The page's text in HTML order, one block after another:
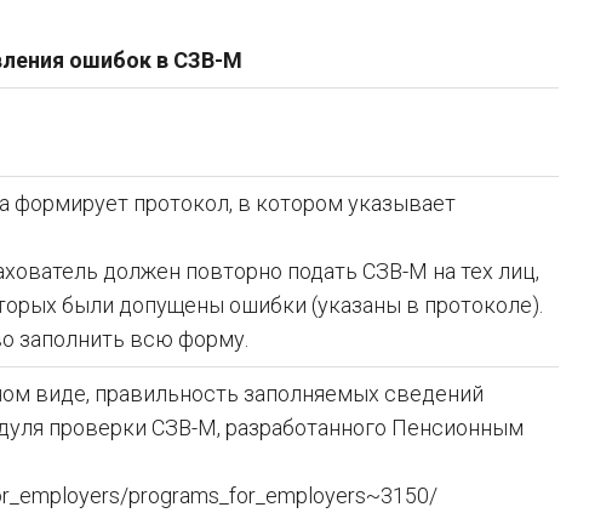
ошибок в СЗВ-М
формирует протокол, в котором указывает
должен повторно подать СЗВ-М на тех лиц,
были допущены ошибки (указаны в протоколе).
заполнить всю форму.
виде, правильность заполняемых сведений
проверки СЗВ-М, разработанного Пенсионным
programs_for_employers~3150/